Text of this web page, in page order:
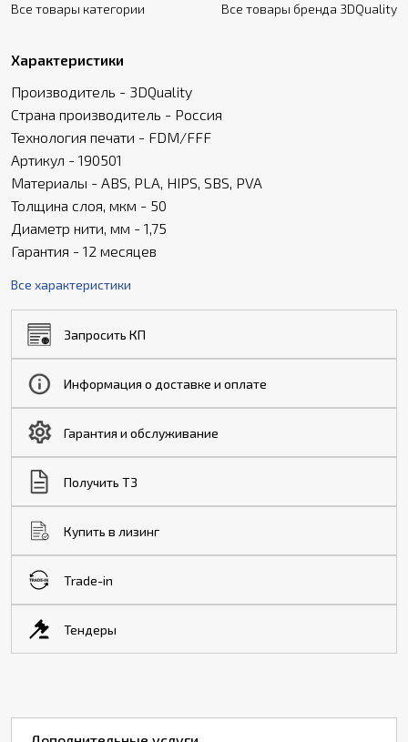
Все товары категории Все товары бренда 3DQuality
Характеристики
Производитель - 3DQuality
Страна производитель - Россия
Технология печати - FDM/FFF
Артикул - 190501
Материалы - ABS, PLA, HIPS, SBS, PVA
Толщина слоя, мкм - 50
Диаметр нити, мм - 1,75
Гарантия - 12 месяцев
Все характеристики
Запросить КП
Информация о доставке и оплате
Гарантия и обслуживание
Получить ТЗ
Купить в лизинг
Trade-in
Тендеры